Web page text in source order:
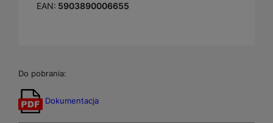
EAN: 5903890006655
Do pobrania:
Dokumentacja